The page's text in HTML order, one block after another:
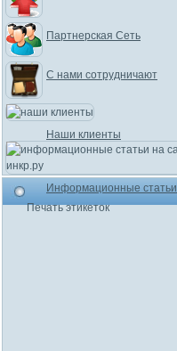
Партнерская Сеть
С нами сотрудничают
Наши клиенты
Информационные статьи
Печать этикеток